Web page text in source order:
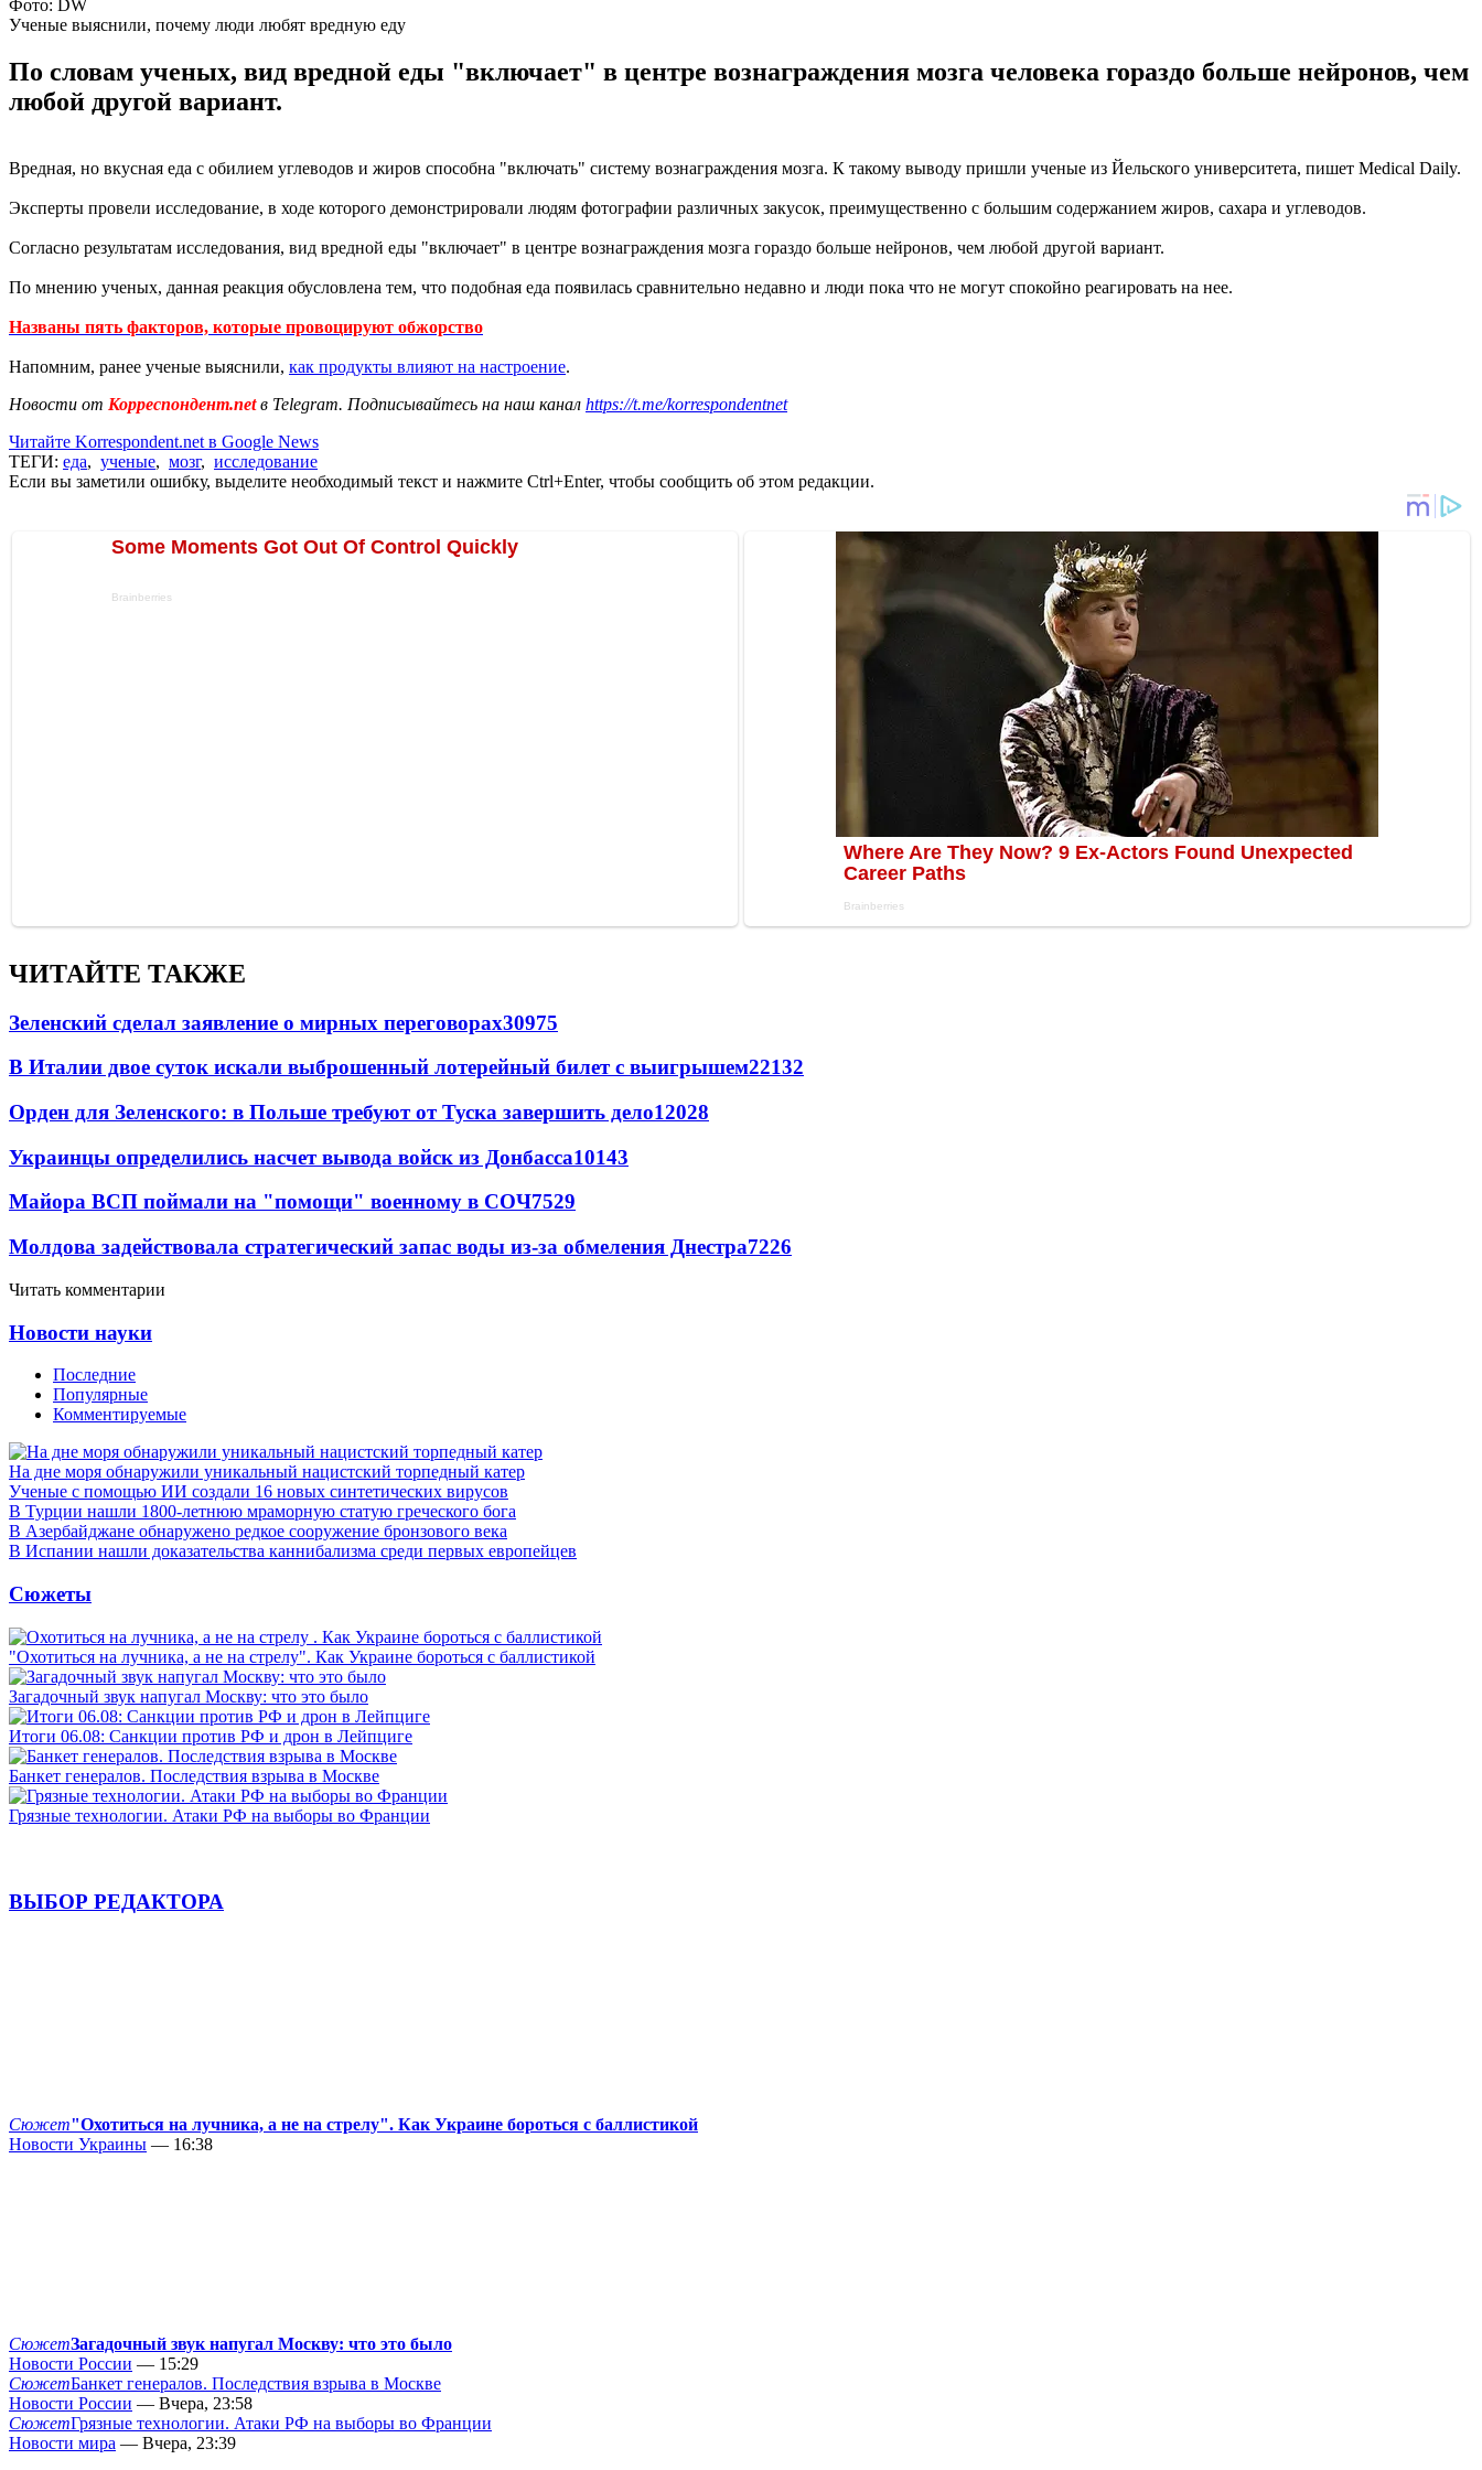
Фото: DW
Ученые выяснили, почему люди любят вредную еду
По словам ученых, вид вредной еды "включает" в центре вознаграждения мозга человека гораздо больше нейронов, чем
любой другой вариант.
Вредная, но вкусная еда с обилием углеводов и жиров способна "включать" систему вознаграждения мозга. К такому выводу пришли ученые из Йельского университета, пишет Medical Daily.
Эксперты провели исследование, в ходе которого демонстрировали людям фотографии различных закусок, преимущественно с большим содержанием жиров, сахара и углеводов.
Согласно результатам исследования, вид вредной еды "включает" в центре вознаграждения мозга гораздо больше нейронов, чем любой другой вариант.
По мнению ученых, данная реакция обусловлена тем, что подобная еда появилась сравнительно недавно и люди пока что не могут спокойно реагировать на нее.
Названы пять факторов, которые провоцируют обжорство
Напомним, ранее ученые выяснили, как продукты влияют на настроение.
Новости от Корреспондент.netв Telegram. Подписывайтесь на наш канал https://t.me/korrespondentnet
Читайте Korrespondent.net в Google News
ТЕГИ: еда, ученые, мозг, исследование
Если вы заметили ошибку, выделите необходимый текст и нажмите Ctrl+Enter, чтобы сообщить об этом редакции.
ЧИТАЙТЕ ТАКЖЕ
Зеленский сделал заявление о мирных переговорах30975
В Италии двое суток искали выброшенный лотерейный билет с выигрышем22132
Орден для Зеленского: в Польше требуют от Туска завершить дело12028
Украинцы определились насчет вывода войск из Донбасса10143
Майора ВСП поймали на "помощи" военному в СОЧ7529
Молдова задействовала стратегический запас воды из-за обмеления Днестра7226
Читать комментарии
Новости науки
Последние
Популярные
Комментируемые
На дне моря обнаружили уникальный нацистский торпедный катер
Ученые с помощью ИИ создали 16 новых синтетических вирусов
В Турции нашли 1800-летнюю мраморную статую греческого бога
В Азербайджане обнаружено редкое сооружение бронзового века
В Испании нашли доказательства каннибализма среди первых европейцев
Сюжеты
"Охотиться на лучника, а не на стрелу". Как Украине бороться с баллистикой
Загадочный звук напугал Москву: что это было
Итоги 06.08: Санкции против РФ и дрон в Лейпциге
Банкет генералов. Последствия взрыва в Москве
Грязные технологии. Атаки РФ на выборы во Франции
ВЫБОР РЕДАКТОРА
Сюжет"Охотиться на лучника, а не на стрелу". Как Украине бороться с баллистикой
Новости Украины — 16:38
СюжетЗагадочный звук напугал Москву: что это было
Новости России — 15:29
СюжетБанкет генералов. Последствия взрыва в Москве
Новости России — Вчера, 23:58
СюжетГрязные технологии. Атаки РФ на выборы во Франции
Новости мира — Вчера, 23:39